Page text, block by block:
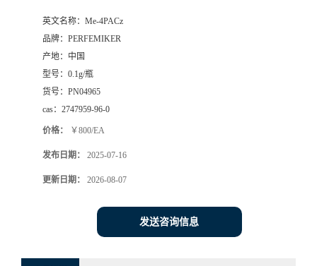
英文名称： Me-4PACz
品牌： PERFEMIKER
产地： 中国
型号： 0.1g/瓶
货号： PN04965
cas： 2747959-96-0
价格： ￥800/EA
发布日期： 2025-07-16
更新日期： 2026-08-07
发送咨询信息